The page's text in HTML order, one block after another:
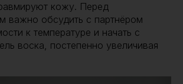
кожу. Перед
важно обсудить с партнёром
к температуре и начать с
воска, постепенно увеличивая